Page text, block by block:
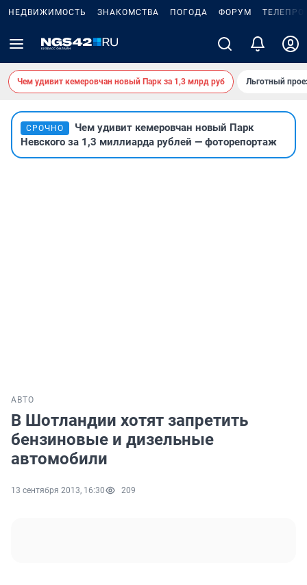
НЕДВИЖИМОСТЬ ЗНАКОМСТВА ПОГОДА ФОРУМ
Чем удивит кемеровчан новый Парк за 1,3 млрд руб Льготный
СРОЧНО
Чем удивит кемеровчан новый Парк
Невского за 1,3 миллиарда рублей — фоторепортаж
АВТО
В Шотландии хотят запретить
бензиновые и дизельные
автомобили
13 сентября 2013, 16:30 209